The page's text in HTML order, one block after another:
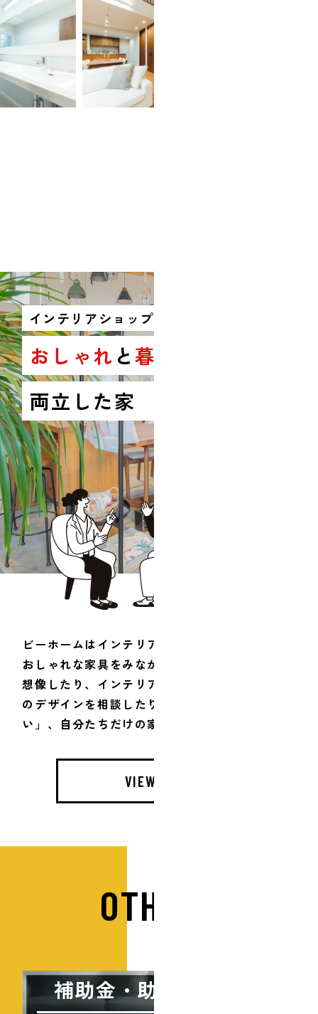
インテリアショップと作る
おしゃれ と暮らしやすさ
両立した家
ビーホームはインテリアショップを併設。
おしゃれな家具をみながらこれからの暮らしを
想像したり、インテリアアドバイザーとお部屋
のデザインを相談したり、誰とも「被らな
い」、自分たちだけの家づくりが可能です。
VIEW MORE
OTHERS
補助金・助成金のこと